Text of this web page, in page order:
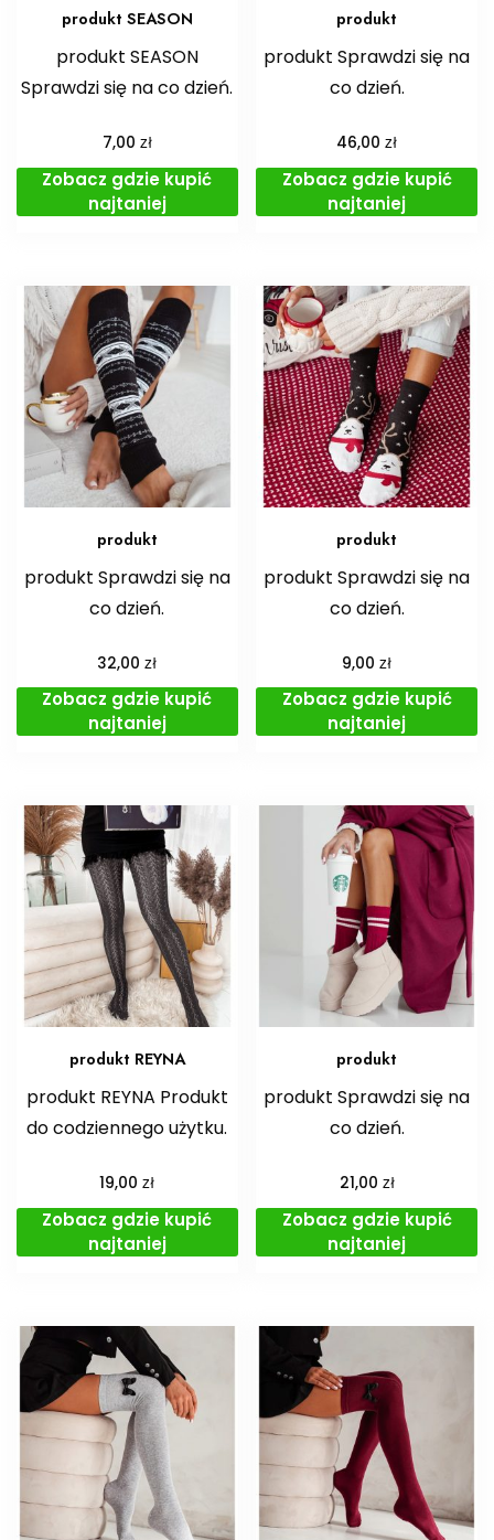
produkt SEASON
produkt SEASON
Sprawdzi się na co dzień.
7,00 zł
Zobacz gdzie kupić
najtaniej
produkt
produkt Sprawdzi się na
co dzień.
46,00zł
Zobacz gdzie kupić
najtaniej
produkt
produkt Sprawdzi się na
co dzień.
32,00zł
Zobacz gdzie kupić
najtaniej
produkt
produkt Sprawdzi się na
co dzień.
9,00zł
Zobacz gdzie kupić
najtaniej
produkt REYNA
produkt REYNA Produkt
do codziennego użytku.
19,00zł
Zobacz gdzie kupić
najtaniej
produkt
produkt Sprawdzi się na
co dzień.
21,00 zł
Zobacz gdzie kupić
najtaniej